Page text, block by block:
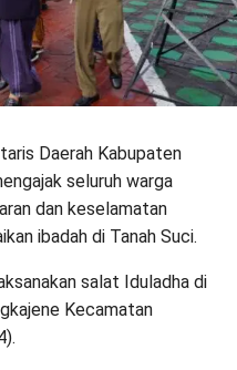
Daerah Kabupaten
seluruh warga
dan keselamatan
ibadah di Tanah Suci.
salat Iduladha di
Kecamatan